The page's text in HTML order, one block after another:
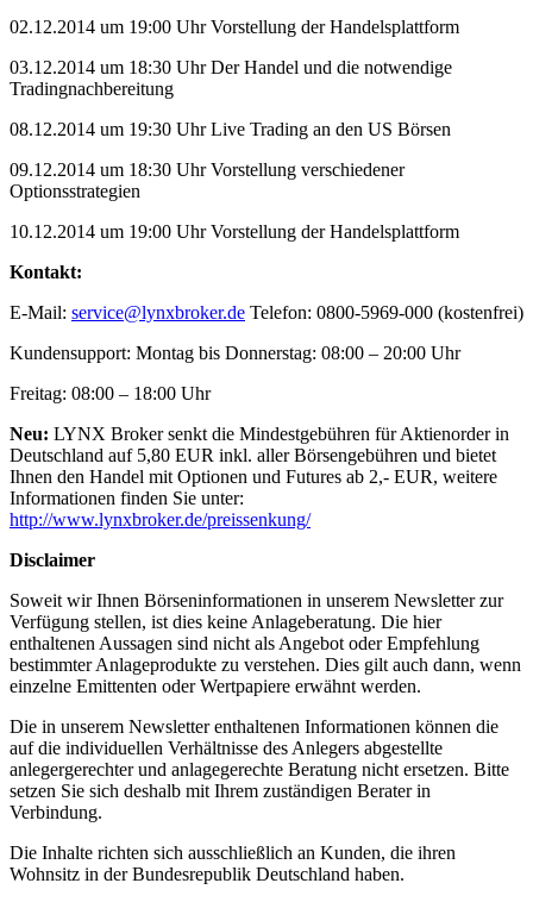
02.12.2014 um 19:00 Uhr Vorstellung der Handelsplattform
03.12.2014 um 18:30 Uhr Der Handel und die notwendige
Tradingnachbereitung
08.12.2014 um 19:30 Uhr Live Trading an den US Börsen
09.12.2014 um 18:30 Uhr Vorstellung verschiedener
Optionsstrategien
10.12.2014 um 19:00 Uhr Vorstellung der Handelsplattform
Kontakt:
E-Mail: service@lynxbroker.de Telefon: 0800-5969-000 (kostenfrei)
Kundensupport: Montag bis Donnerstag: 08:00 – 20:00 Uhr
Freitag: 08:00 – 18:00 Uhr
Neu: LYNX Broker senkt die Mindestgebühren für Aktienorder in
Deutschland auf 5,80 EUR inkl. aller Börsengebühren und bietet
Ihnen den Handel mit Optionen und Futures ab 2,- EUR, weitere
Informationen finden Sie unter:
http://www.lynxbroker.de/preissenkung/
Disclaimer
Soweit wir Ihnen Börseninformationen in unserem Newsletter zur
Verfügung stellen, ist dies keine Anlageberatung. Die hier
enthaltenen Aussagen sind nicht als Angebot oder Empfehlung
bestimmter Anlageprodukte zu verstehen. Dies gilt auch dann, wenn
einzelne Emittenten oder Wertpapiere erwähnt werden.
Die in unserem Newsletter enthaltenen Informationen können die
auf die individuellen Verhältnisse des Anlegers abgestellte
anlegergerechter und anlagegerechte Beratung nicht ersetzen. Bitte
setzen Sie sich deshalb mit Ihrem zuständigen Berater in
Verbindung.
Die Inhalte richten sich ausschließlich an Kunden, die ihren
Wohnsitz in der Bundesrepublik Deutschland haben.